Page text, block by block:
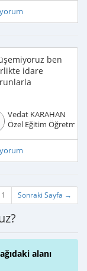
ben
idare
Vedat KARAHAN
Özel Eğitim Öğretmeni
1 Sonraki Sayfa →
alanı